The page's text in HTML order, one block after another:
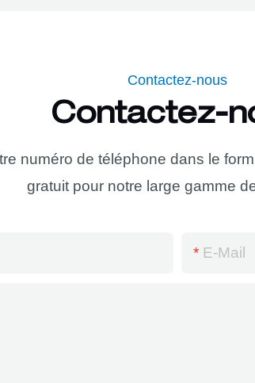
Contactez-nous
Contactez-
numéro de téléphone dans le
gratuit pour notre large gamme
E-Mail